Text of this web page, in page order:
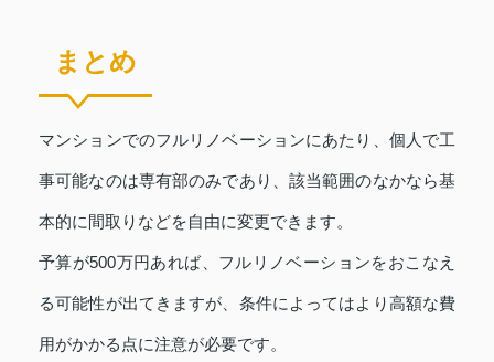
まとめ
マンションでのフルリノベーションにあたり、個人で工
事可能なのは専有部のみであり、該当範囲のなかなら基
本的に間取りなどを自由に変更できます。
予算が500万円あれば、フルリノベーションをおこなえ
る可能性が出てきますが、条件によってはより高額な費
用がかかる点に注意が必要です。